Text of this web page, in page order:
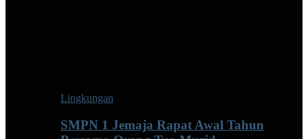
Lingkungan
SMPN 1 Jemaja Rapat Awal Tahun